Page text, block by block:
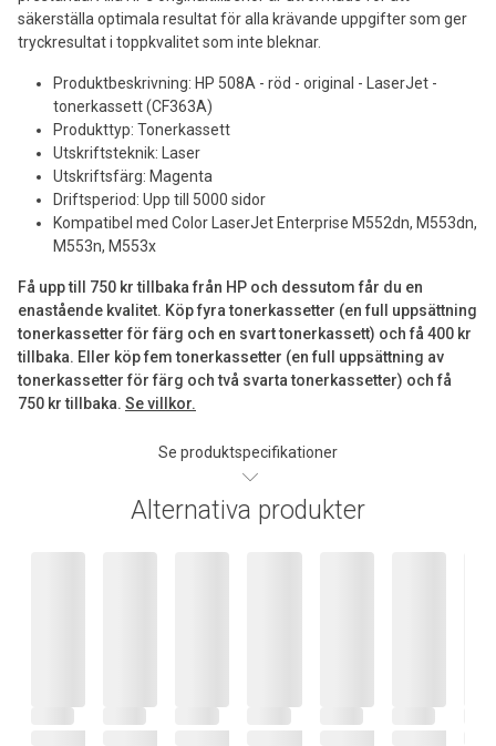
säkerställa optimala resultat för alla krävande uppgifter som ger
tryckresultat i toppkvalitet som inte bleknar.
Produktbeskrivning: HP 508A - röd - original - LaserJet -
tonerkassett (CF363A)
Produkttyp: Tonerkassett
Utskriftsteknik: Laser
Utskriftsfärg: Magenta
Driftsperiod: Upp till 5000 sidor
Kompatibel med Color LaserJet Enterprise M552dn, M553dn,
M553n, M553x
Få upp till 750 kr tillbaka från HP och dessutom får du en
enastående kvalitet. Köp fyra tonerkassetter (en full uppsättning
tonerkassetter för färg och en svart tonerkassett) och få 400 kr
tillbaka. Eller köp fem tonerkassetter (en full uppsättning av
tonerkassetter för färg och två svarta tonerkassetter) och få
750 kr tillbaka. Se villkor.
Se produktspecifikationer
Alternativa produkter